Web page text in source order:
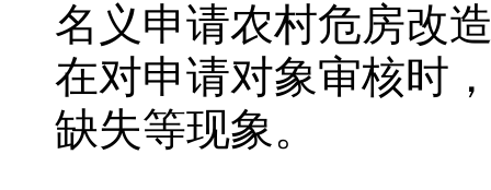
名义申请农村危房改
在对申请对象审核时
缺失等现象。